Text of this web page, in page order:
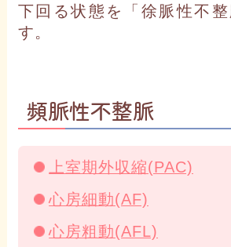
下回る状態を「徐脈性不整
す。
頻脈性不整脈
上室期外収縮(PAC)
心房細動(AF)
心房粗動(AFL)